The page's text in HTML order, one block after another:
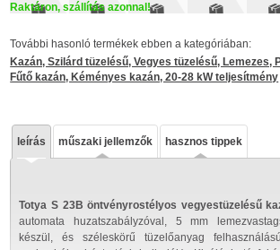
Raktáron, szállítás azonnal!
További hasonló termékek ebben a kategóriában:
Kazán, Szilárd tüzelésű, Vegyes tüzelésű, Lemezes,
Fűtő kazán, Kéményes kazán, 20-28 kW teljesítmény
leírás műszaki jellemzők hasznos tippek
Totya S 23B öntvényrostélyos vegyestüzelésű
automata huzatszabályzóval, 5 mm
készül, és széleskörű tüzelőanyag